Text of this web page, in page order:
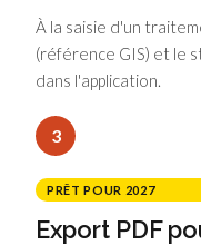
À la saisie d'un
(référence GIS) et le
dans l'application.
3
PRÊT POUR 2027
Export PDF